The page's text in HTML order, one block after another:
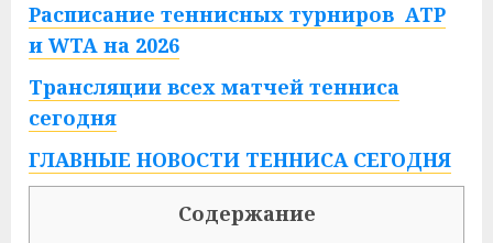
Расписание теннисных турниров ATP
и WTA на 2026
Трансляции всех матчей тенниса
сегодня
ГЛАВНЫЕ НОВОСТИ ТЕННИСА СЕГОДНЯ
Содержание